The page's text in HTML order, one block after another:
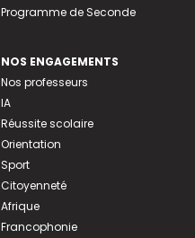
Programme de Seconde
NOS ENGAGEMENTS
Nos professeurs
IA
Réussite scolaire
Orientation
Sport
Citoyenneté
Afrique
Francophonie